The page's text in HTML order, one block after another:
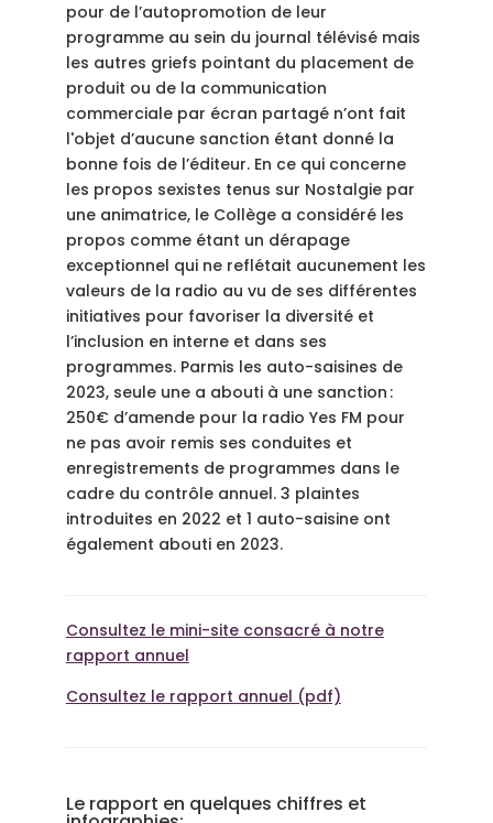
pour de l’autopromotion de leur
programme au sein du journal télévisé mais
les autres griefs pointant du placement de
produit ou de la communication
commerciale par écran partagé n’ont fait
l'objet d’aucune sanction étant donné la
bonne fois de l’éditeur. En ce qui concerne
les propos sexistes tenus sur Nostalgie par
une animatrice, le Collège a considéré les
propos comme étant un dérapage
exceptionnel qui ne reflétait aucunement les
valeurs de la radio au vu de ses différentes
initiatives pour favoriser la diversité et
l’inclusion en interne et dans ses
programmes. Parmis les auto-saisines de
2023, seule une a abouti à une sanction :
250€ d’amende pour la radio Yes FM pour
ne pas avoir remis ses conduites et
enregistrements de programmes dans le
cadre du contrôle annuel. 3 plaintes
introduites en 2022 et 1 auto-saisine ont
également abouti en 2023.
Consultez le mini-site consacré à notre
rapport annuel
Consultez le rapport annuel (pdf)
Le rapport en quelques chiffres et